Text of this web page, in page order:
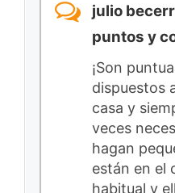
julio
puntos y
¡Son
dispuestos
casa y
veces
hagan
están en el
habitual y